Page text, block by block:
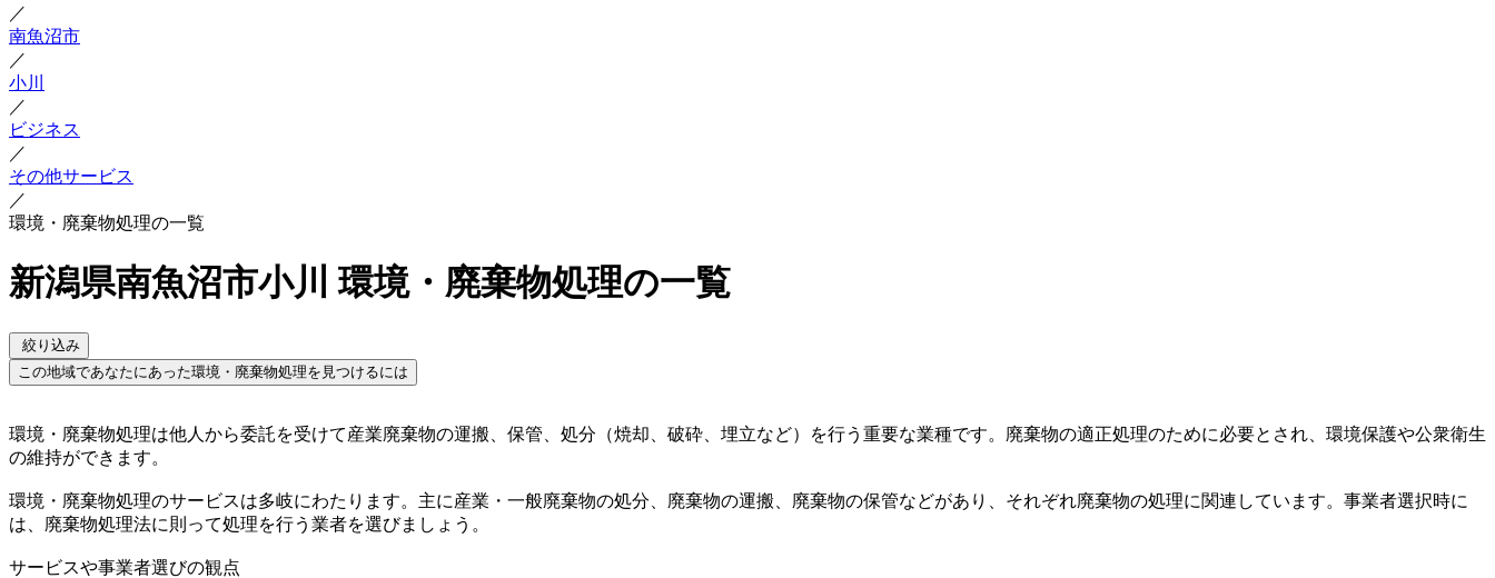
／
南魚沼市
／
小川
／
ビジネス
／
その他サービス
／
環境・廃棄物処理の一覧
新潟県南魚沼市小川 環境・廃棄物処理の一覧
絞り込み
この地域であなたにあった環境・廃棄物処理を見つけるには
環境・廃棄物処理は他人から委託を受けて産業廃棄物の運搬、保管、処分（焼却、破砕、埋立など）を行う重要な業種です。廃棄物の適正処理のために必要とされ、環境保護や公衆衛生
の維持ができます。
環境・廃棄物処理のサービスは多岐にわたります。主に産業・一般廃棄物の処分、廃棄物の運搬、廃棄物の保管などがあり、それぞれ廃棄物の処理に関連しています。事業者選択時に
は、廃棄物処理法に則って処理を行う業者を選びましょう。
サービスや事業者選びの観点